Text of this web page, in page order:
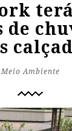
Meio Ambiente